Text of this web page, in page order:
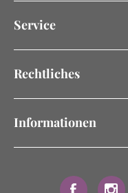
Service
Rechtliches
Informationen